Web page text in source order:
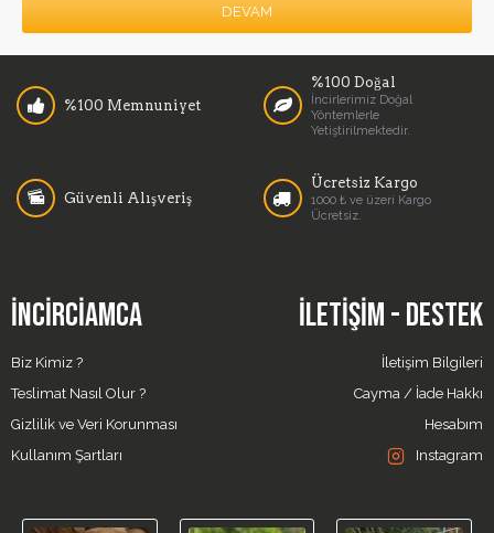
DEVAM
%100 Memnuniyet
%100 Doğal
İncirlerimiz Doğal
Yöntemlerle
Yetiştirilmektedir.
Güvenli Alışveriş
Ücretsiz Kargo
1000 ₺ ve üzeri Kargo
Ücretsiz.
İNCIRCIAMCA
Biz Kimiz ?
Teslimat Nasıl Olur ?
Gizlilik ve Veri Korunması
Kullanım Şartları
İLETIŞIM - DESTEK
İletişim Bilgileri
Cayma / İade Hakkı
Hesabım
Instagram